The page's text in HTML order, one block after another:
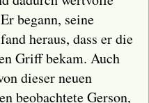
begann, seine
heraus, dass er die
Griff bekam. Auch
dieser neuen
beobachtete Gerson,